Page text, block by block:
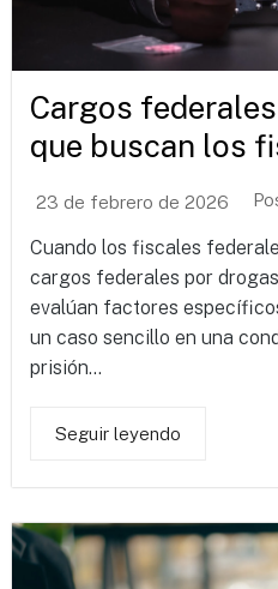
Cargos
que buscan los
23 de febrero de 2026
Cuando los fiscales
cargos federales por
evalúan factores
un caso sencillo en una
prisión...
Seguir leyendo